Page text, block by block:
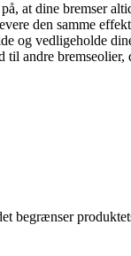
at dine bremser
den samme
og vedligeholde
andre bremseolier,
begrænser